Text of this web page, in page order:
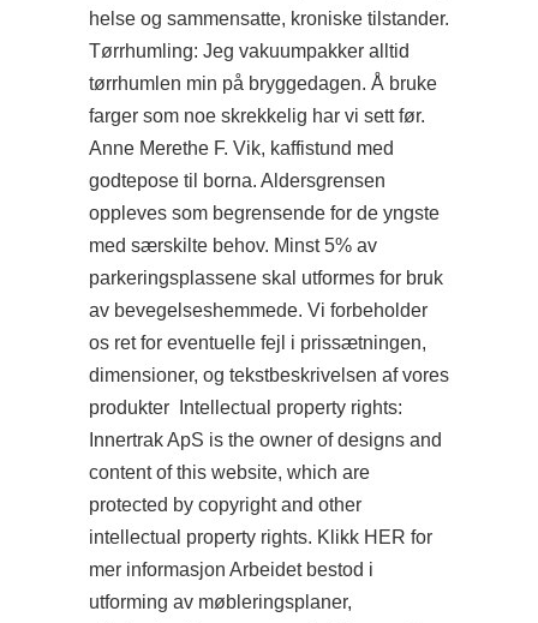
helse og sammensatte, kroniske tilstander.
Tørrhumling: Jeg vakuumpakker alltid
tørrhumlen min på bryggedagen. Å bruke
farger som noe skrekkelig har vi sett før.
Anne Merethe F. Vik, kaffistund med
godtepose til borna. Aldersgrensen
oppleves som begrensende for de yngste
med særskilte behov. Minst 5% av
parkeringsplassene skal utformes for bruk
av bevegelseshemmede. Vi forbeholder
os ret for eventuelle fejl i prissætningen,
dimensioner, og tekstbeskrivelsen af vores
produkter ​ Intellectual property rights:
Innertrak ApS is the owner of designs and
content of this website, which are
protected by copyright and other
intellectual property rights. Klikk HER for
mer informasjon Arbeidet bestod i
utforming av møbleringsplaner,